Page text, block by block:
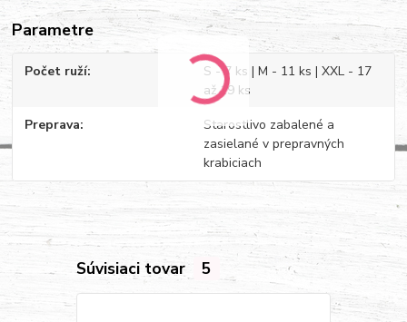
Parametre
Počet ruží
S - 7 ks | M - 11 ks | XXL - 17
až 19 ks
Preprava
Starostlivo zabalené a
zasielané v prepravných
krabiciach
Súvisiaci tovar 5
Novinka